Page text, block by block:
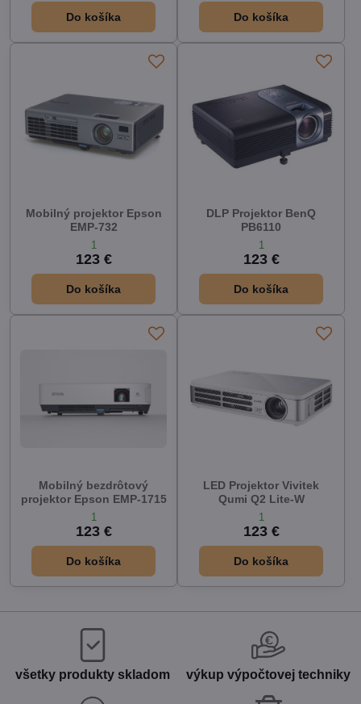
Do košíka Do košíka
Mobilný projektor Epson
EMP-732
1
123 €
Do košíka
DLP Projektor BenQ
PB6110
1
123 €
Do košíka
Mobilný bezdrôtový
projektor Epson EMP-1715
1
123 €
Do košíka
LED Projektor Vivitek
Qumi Q2 Lite-W
1
123 €
Do košíka
všetky produkty skladom výkup výpočtovej techniky